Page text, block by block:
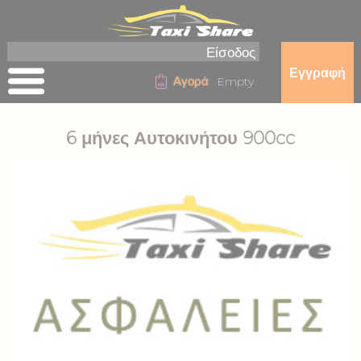
Είσοδος
Αγορά Empty
Εγγραφή
6 μήνες Αυτοκινήτου 900cc